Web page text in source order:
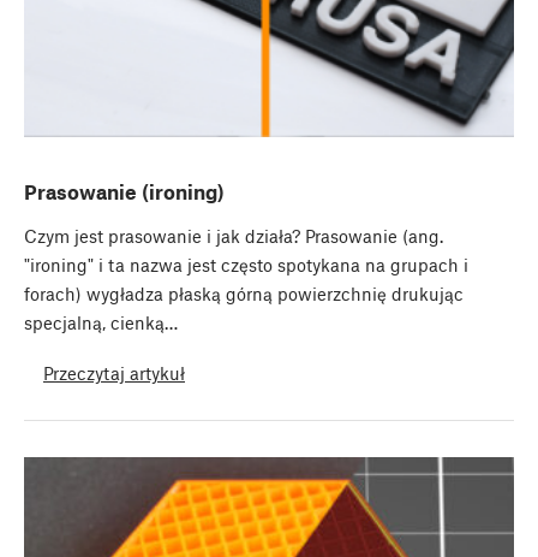
Prasowanie (ironing)
Czym jest prasowanie i jak działa? Prasowanie (ang.
"ironing" i ta nazwa jest często spotykana na grupach i
forach) wygładza płaską górną powierzchnię drukując
specjalną, cienką…
Przeczytaj artykuł